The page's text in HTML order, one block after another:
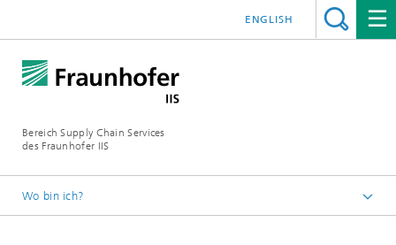
Bereich Supply Chain Services
des Fraunhofer IIS
ENGLISH
Wo bin ich?